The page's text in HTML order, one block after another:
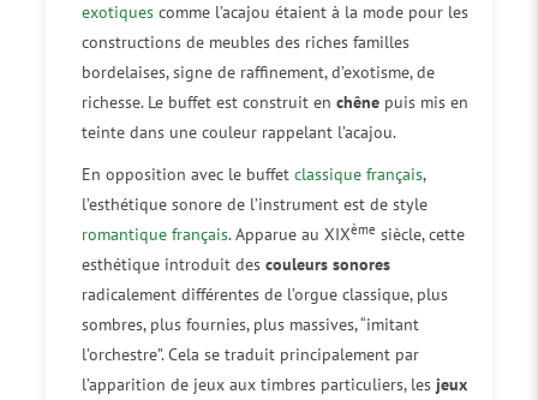
exotiques comme l’acajou étaient à la mode pour les
constructions de meubles des riches familles
bordelaises, signe de raffinement, d’exotisme, de
richesse. Le buffet est construit enchêne puis mis en
teinte dans une couleur rappelant l’acajou.
En opposition avec le buffetclassique français,
l’esthétique sonore de l’instrument est de style
romantique français. Apparue au XIXème siècle, cette
esthétique introduit descouleurs sonores
radicalement différentes de l’orgue classique, plus
sombres, plus fournies, plus massives, “imitant
l’orchestre”. Cela se traduit principalement par
l’apparition de jeux aux timbres particuliers, lesjeux